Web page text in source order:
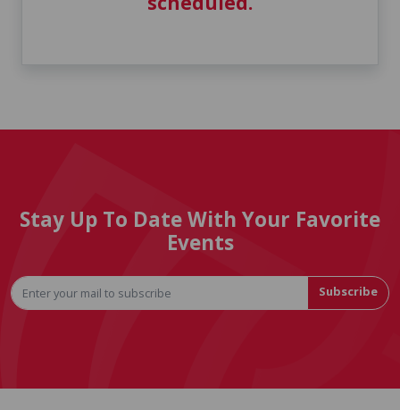
Stay Up To Date With Your Favorite
Events
Subscribe